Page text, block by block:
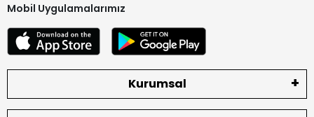
Mobil Uygulamalarımız
Kurumsal